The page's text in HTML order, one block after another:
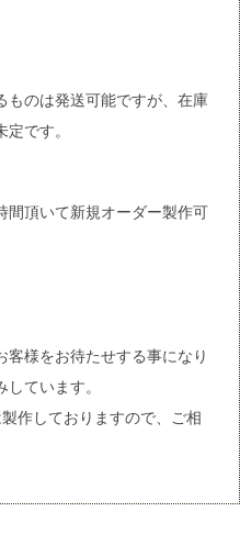
ものは発送可能ですが、在庫
です。
間頂いて新規オーダー製作可
様をお待たせする事になり
ています。
作しておりますので、ご相